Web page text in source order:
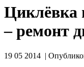
Циклёвка
– ремонт
19 05 2014 |